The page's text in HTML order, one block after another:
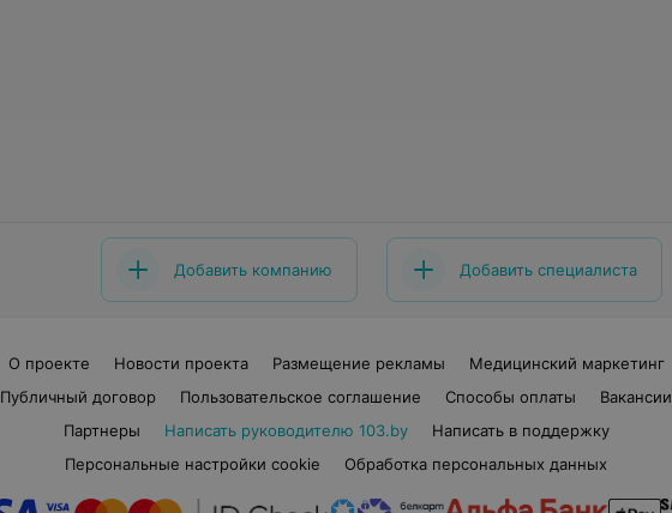
Добавить компанию Добавить специалиста
О проекте Новости проекта Размещение рекламы
Медицинский маркетинг
Публичный договор
Пользовательское соглашение Способы оплаты
Вакансии
Партнеры
Написать руководителю 103.by
Написать в поддержку
Персональные настройки cookie
Обработка персональных данных